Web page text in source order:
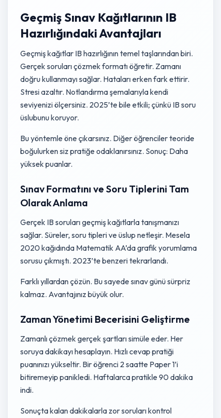
Geçmiş Sınav Kağıtlarının IB
Hazırlığındaki Avantajları
Geçmiş kağıtlar IB hazırlığının temel taşlarından biri.
Gerçek soruları çözmek formatı öğretir. Zamanı
doğru kullanmayı sağlar. Hataları erken fark ettirir.
Stresi azaltır. Notlandırma şemalarıyla kendi
seviyenizi ölçersiniz. 2025’te bile etkili; çünkü IB soru
üslubunu koruyor.
Bu yöntemle öne çıkarsınız. Diğer öğrenciler teoride
boğulurken siz pratiğe odaklanırsınız. Sonuç: Daha
yüksek puanlar.
Sınav Formatını ve Soru Tiplerini Tam
Olarak Anlama
Gerçek IB soruları geçmiş kağıtlarla tanışmanızı
sağlar. Süreler, soru tipleri ve üslup netleşir. Mesela
2020 kağıdında Matematik AA’da grafik yorumlama
sorusu çıkmıştı. 2023’te benzeri tekrarlandı.
Farklı yıllardan çözün. Bu sayede sınav günü sürpriz
kalmaz. Avantajınız büyük olur.
Zaman Yönetimi Becerisini Geliştirme
Zamanlı çözmek gerçek şartları simüle eder. Her
soruya dakikayı hesaplayın. Hızlı cevap pratiği
puanınızı yükseltir. Bir öğrenci 2 saatte Paper 1’i
bitiremeyip panikledi. Haftalarca pratikle 90 dakika
indi.
Sonuçta kalan dakikalarla zor soruları kontrol